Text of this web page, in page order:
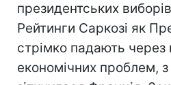
президентських виборів
Рейтинги Саркозі як
стрімко падають через
економічних проблем,